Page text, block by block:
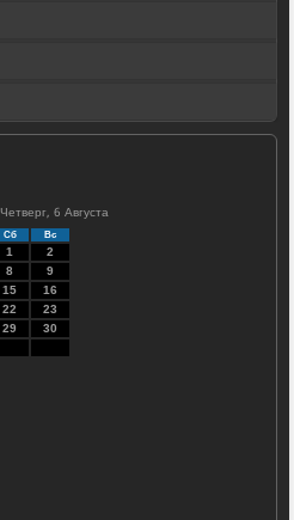
6 Августа
Сб Вс
1
2
8
9
15
16
22
23
29
30